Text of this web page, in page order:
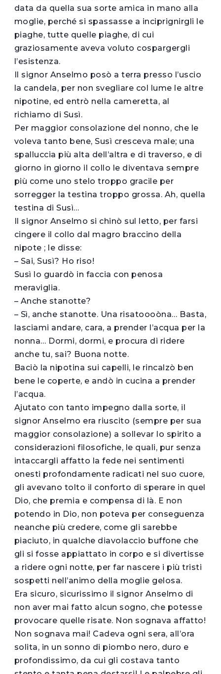
data da quella sua sorte amica in mano alla
moglie, perché si spassasse a inciprignirgli le
piaghe, tutte quelle piaghe, di cui
graziosamente aveva voluto cospargergli
l’esistenza.
Il signor Anselmo posò a terra presso l’uscio
la candela, per non svegliare col lume le altre
nipotine, ed entrò nella cameretta, al
richiamo di Susì.
Per maggior consolazione del nonno, che le
voleva tanto bene, Susì cresceva male; una
spalluccia più alta dell’altra e di traverso, e di
giorno in giorno il collo le diventava sempre
più come uno stelo troppo gracile per
sorregger la testina troppo grossa. Ah, quella
testina di Susì…
Il signor Anselmo si chinò sul letto, per farsi
cingere il collo dal magro braccino della
nipote ; le disse:
– Sai, Susì? Ho riso!
Susì lo guardò in faccia con penosa
meraviglia.
– Anche stanotte?
– Sì, anche stanotte. Una risatoooòna… Basta,
lasciami andare, cara, a prender l’acqua per la
nonna… Dormi, dormi, e procura di ridere
anche tu, sai? Buona notte.
Baciò la nipotina sui capelli, le rincalzò ben
bene le coperte, e andò in cucina a prender
l’acqua.
Ajutato con tanto impegno dalla sorte, il
signor Anselmo era riuscito (sempre per sua
maggior consolazione) a sollevar lo spirito a
considerazioni filosofiche, le quali, pur senza
intaccargli affatto la fede nei sentimenti
onesti profondamente radicati nel suo cuore,
gli avevano tolto il conforto di sperare in quel
Dio, che premia e compensa di là. E non
potendo in Dio, non poteva per conseguenza
neanche più credere, come gli sarebbe
piaciuto, in qualche diavolaccio buffone che
gli si fosse appiattato in corpo e si divertisse
a ridere ogni notte, per far nascere i più tristi
sospetti nell’animo della moglie gelosa.
Era sicuro, sicurissimo il signor Anselmo di
non aver mai fatto alcun sogno, che potesse
provocare quelle risate. Non sognava affatto!
Non sognava mai! Cadeva ogni sera, all’ora
solita, in un sonno di piombo nero, duro e
profondissimo, da cui gli costava tanto